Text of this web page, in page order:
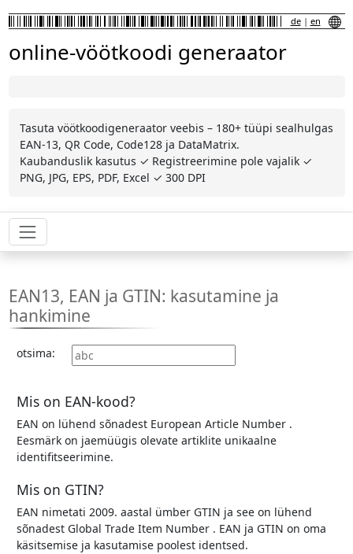
de| en
online-vöötkoodi generaator
Tasuta vöötkoodigeneraator veebis – 180+ tüüpi sealhulgas
EAN-13, QR Code, Code128 ja DataMatrix.
Kaubanduslik kasutus ✓ Registreerimine pole vajalik ✓
PNG, JPG, EPS, PDF, Excel ✓ 300 DPI
EAN13, EAN ja GTIN: kasutamine ja
hankimine
otsima:
Mis on EAN-kood?
EAN on lühend sõnadest European Article Number .
Eesmärk on jaemüügis olevate artiklite unikaalne
identifitseerimine.
Mis on GTIN?
EAN nimetati 2009. aastal ümber GTIN ja see on lühend
sõnadest Global Trade Item Number . EAN ja GTIN on oma
käsitsemise ja kasutamise poolest identsed.